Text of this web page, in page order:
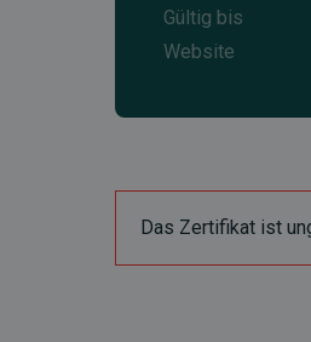
Gültig bis
Website
Das Zertifikat ist